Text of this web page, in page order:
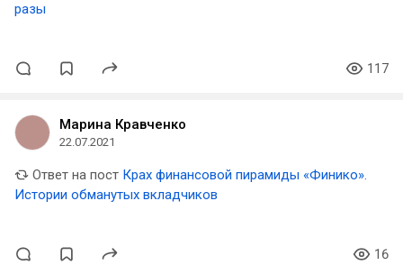
разы
117
Марина Кравченко
22.07.2021
Ответ на пост Крах финансовой пирамиды «Финико».
Истории обманутых вкладчиков
16